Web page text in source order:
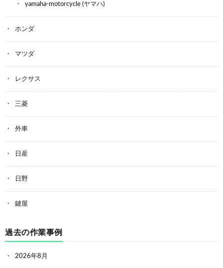
yamaha-motorcycle (ヤマハ)
ホンダ
マツダ
レクサス
三菱
外車
日産
日野
鍵屋
過去の作業事例
2026年8月